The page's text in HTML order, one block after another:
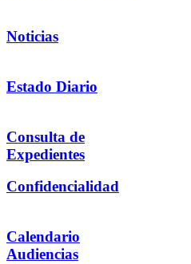
Noticias
Estado Diario
Consulta de
Expedientes
Confidencialidad
Calendario
Audiencias